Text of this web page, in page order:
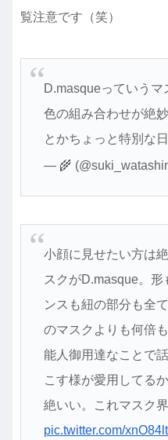
覧注意です（笑）
D.masqueっていうマ
色の組み合わせが絶
とかちょっと特別な
— 🌾
小顔に見せたい方は
スクがD.masque。形
ンスも紐の部分も全
のマスクよりも何倍
能人御用達なことで
こす様が愛用してる
絶いい。これマスク
pic.twitter.com/